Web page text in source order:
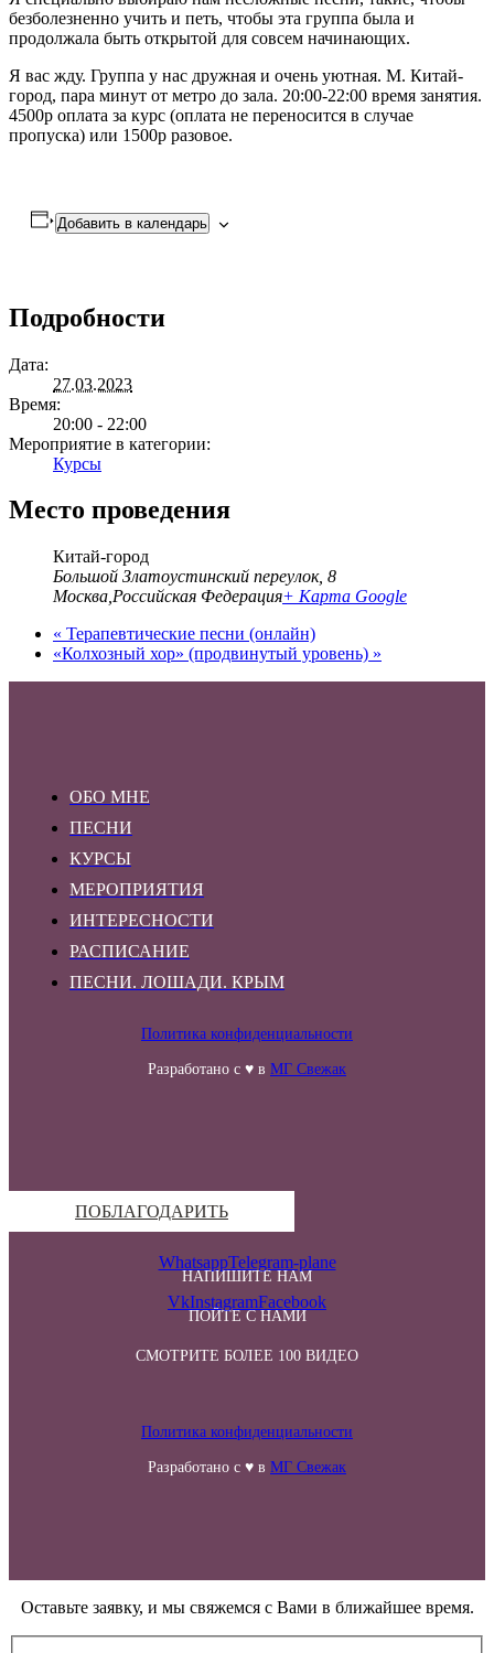
безболезненно учить и петь, чтобы эта группа была и
продолжала быть открытой для совсем начинающих.
Я вас жду. Группа у нас дружная и очень уютная. М. Китай-
город, пара минут от метро до зала. 20:00-22:00 время занятия.
4500р оплата за курс (оплата не переносится в случае
пропуска) или 1500р разовое.
Добавить в календарь
Подробности
Дата:
27.03.2023
Время:
20:00 - 22:00
Мероприятие в категории:
Курсы
Место проведения
Китай-город
Большой Златоустинский переулок, 8
Москва Российская Федерация+ Карта Google
« Терапевтические песни (онлайн)
«Колхозный хор» (продвинутый уровень) »
ОБО МНЕ
ПЕСНИ
КУРСЫ
МЕРОПРИЯТИЯ
ИНТЕРЕСНОСТИ
РАСПИСАНИЕ
ПЕСНИ. ЛОШАДИ. КРЫМ
Политика конфиденциальности
Разработано с ♥ в МГ Свежак
ПОБЛАГОДАРИТЬ
НАПИШИТЕ НАМ
WhatsappTelegram-plane
ПОЙТЕ С НАМИ
VkInstagramFacebook
СМОТРИТЕ БОЛЕЕ 100 ВИДЕО
Политика конфиденциальности
Разработано с ♥ в МГ Свежак
Оставьте заявку, и мы свяжемся с Вами в ближайшее время.